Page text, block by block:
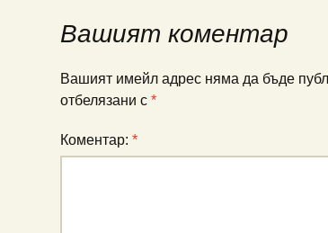
Вашият коментар
Вашият имейл адрес няма да бъде
отбелязани с *
Коментар: *